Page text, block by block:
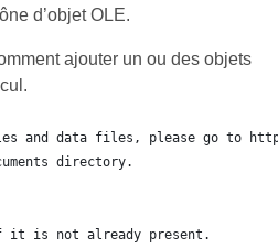
d’objet OLE.
ajouter un ou des objets
and data files, please go to
directory.
is not already present.